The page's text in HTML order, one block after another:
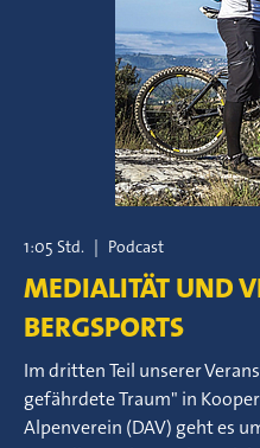
1:05 Std. | Podcast
MEDIALITÄT UND
BERGSPORTS
Im dritten Teil unserer
gefährdete Traum" in
Alpenverein (DAV) geht es